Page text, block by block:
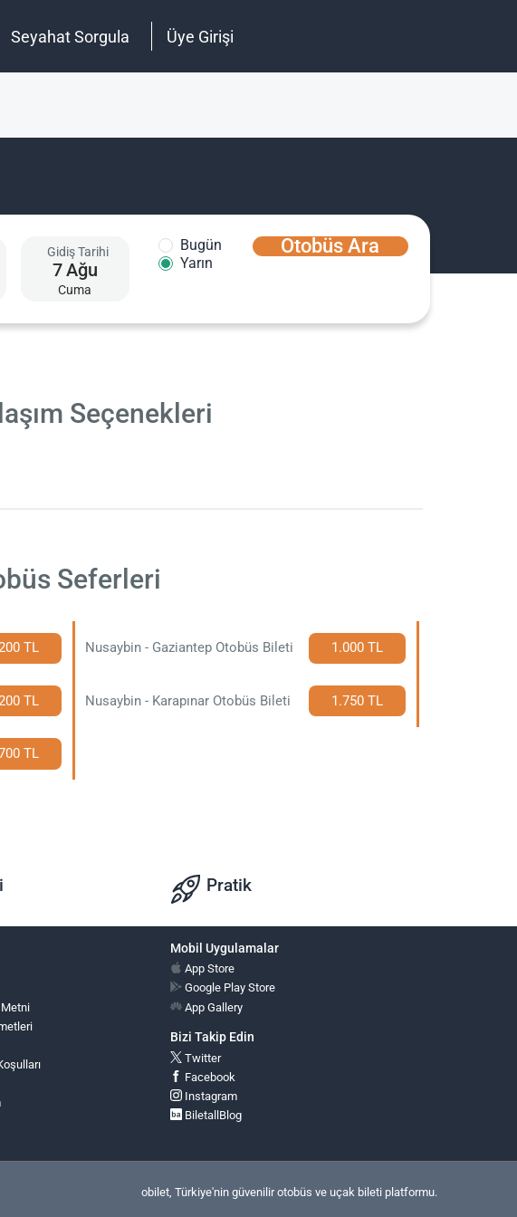
Seyahat Sorgula Üye Girişi
Gidiş Tarihi
7Ağu
Cuma
Bugün
Yarın
Otobüs Ara
Seçenekleri
Seferleri
TL Nusaybin - Gaziantep Otobüs Bileti 1.000 TL
TL Nusaybin - Karapınar Otobüs Bileti 1.750 TL
TL
Pratik
Metni
Mobil Uygulamalar
App Store
Google Play Store
App Gallery
Bizi Takip Edin
Twitter
Facebook
Instagram
BiletallBlog
obilet, Türkiye'nin güvenilir otobüs ve uçak bileti platformu.